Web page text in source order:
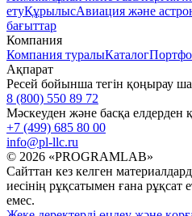
етуҚұрылысАвиация және
бағыттар
Компания
Компания туралыКаталог
Ақпарат
Ресей бойынша тегін қоңырау
8 (800) 550 89 72
Мәскеуден және басқа елдерден
+7 (499) 685 80 00
info@pl-llc.ru
© 2026 «PROGRAMLAB»
Сайттан кез келген
иесінің рұқсатымен ғана рұқсат
емес.